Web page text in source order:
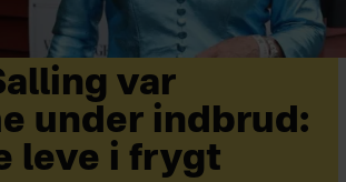
var
under indbrud:
leve i frygt